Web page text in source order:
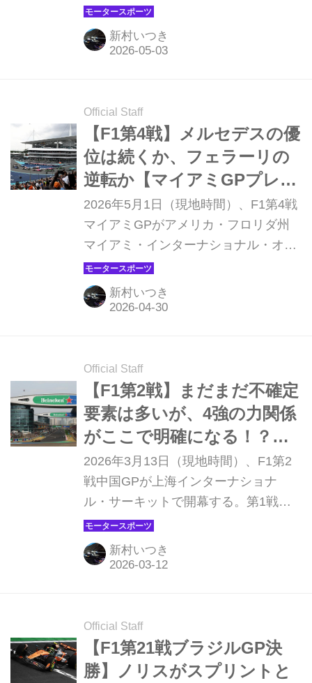
ールトゥウインを飾った。2位はオス
カー・ピアストリ（マクラーレン）、
3位はシャルル・ルクレール（フェラ
ず、ジョージ・ラッセルが4位、キ
ミ・アントネッリは6位に終わった。
なお、スプリントに続いて行われた予
選では、アントネッリが3戦連続、自
身3回目のポールポジションを獲得し
た。
新村いつき
Official Staff
【F1第4戦】メルセデスの優
位は続くか、フェラーリの
逆転か【マイアミGPプレビ
ュー】
2026年5月1日（現地時間）、F1第4戦
マイアミGPがアメリカ・フロリダ州
マイアミ・インターナショナル・オー
トドロームで開幕する。バーレーン
GPとサウジアラビアGPの中止によ
り、F1グランプリは約1カ月間の中断
いが再開される。マイアミGPは2022
年に初開催されて今年で5回目、陽光
降り注ぐアメリカらしいエンターテイ
ンメント性にあふれた華やかなグラン
プリで、スプリントレースフォーマッ
トにより行われる。
新村いつき
Official Staff
【F1第2戦】まだまだ不確定
要素は多いが、4強の力関係
がここで明確になる！？
【中国GP プレビュー】
2026年3月13日（現地時間）、F1第2
戦中国GPが上海インターナショナ
ル・サーキットで開幕する。第1戦オ
ーストラリアGP決勝を終えたばかり
のF1グランプリはすぐさま中国に移
動、開幕戦を振り返る時間があまりな
開催で、開幕戦からの立て直しを図る
チームにとっては忙しい週末となりそ
うだ。
新村いつき
Official Staff
【F1第21戦ブラジルGP決
勝】ノリスがスプリントと